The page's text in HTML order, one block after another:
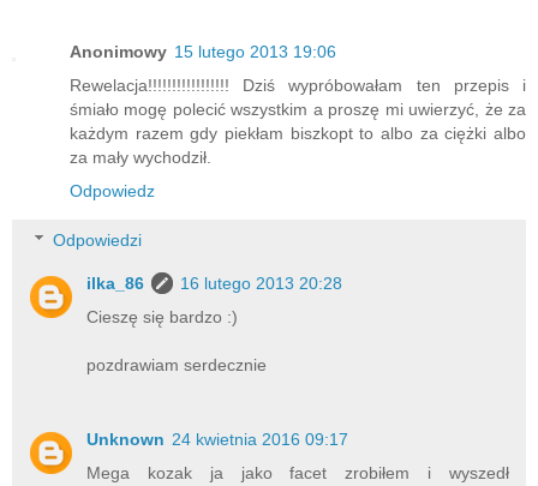
Anonimowy 15 lutego 2013 19:06
Rewelacja!!!!!!!!!!!!!!!!! Dziś wypróbowałam ten przepis i
śmiało mogę polecić wszystkim a proszę mi uwierzyć, że za
każdym razem gdy piekłam biszkopt to albo za ciężki albo
za mały wychodził.
Odpowiedz
Odpowiedzi
ilka_86
16 lutego 2013 20:28
Cieszę się bardzo :)
pozdrawiam serdecznie
Unknown 24 kwietnia 2016 09:17
Mega kozak ja jako facet zrobiłem i wyszedł